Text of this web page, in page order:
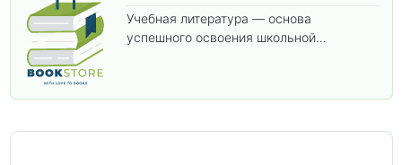
Учебная литература — основа
успешного освоения школьной
аттестации, а также расширить кругозор